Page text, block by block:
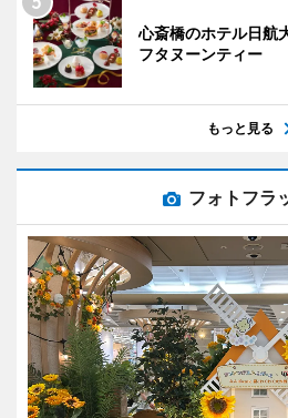
心斎橋のホテル日航
フタヌーンティー
もっと見る
フォトフラ